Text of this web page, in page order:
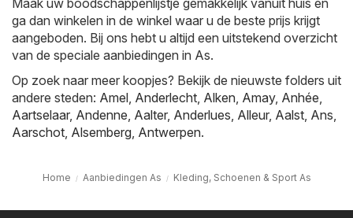
ga dan winkelen in de winkel waar u de beste prijs krijgt
aangeboden. Bij ons hebt u altijd een uitstekend overzicht
van de speciale aanbiedingen in As.
Op zoek naar meer koopjes? Bekijk de nieuwste folders uit
andere steden: Amel Anderlecht Alken Amay, Anhée
Aartselaar, Andenne Aalter, Anderlues Alleur, Aalst Ans
Aarschot Alsemberg Antwerpen.
Home Aanbiedingen As Kleding, Schoenen & Sport As